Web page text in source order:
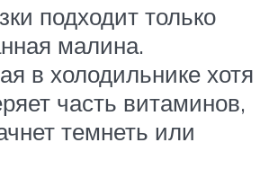
подходит только
малина.
в холодильнике хотя
часть витаминов,
темнеть или